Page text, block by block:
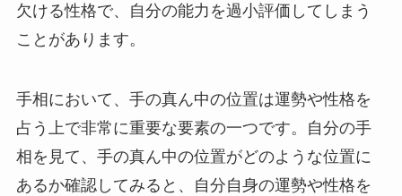
欠ける性格で、自分の能力を過小評価してしまう
ことがあります。
手相において、手の真ん中の位置は運勢や性格を
占う上で非常に重要な要素の一つです。自分の手
相を見て、手の真ん中の位置がどのような位置に
あるか確認してみると、自分自身の運勢や性格を